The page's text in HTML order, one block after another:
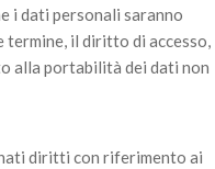
i dati personali saranno
il diritto di accesso,
alla portabilità dei dati non
diritti con riferimento ai